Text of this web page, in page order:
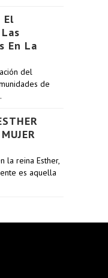
El
En La
del
de
la reina Esther,
es aquella